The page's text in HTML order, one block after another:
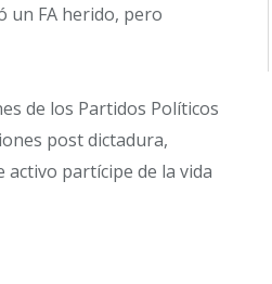
un FA herido, pero
de los Partidos Políticos
post dictadura,
partícipe de la vida